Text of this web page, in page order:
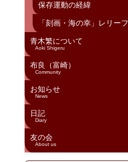
保存運動の経緯
「刻画・海の幸」レリーフ
青木繁について
Aoki Shigeru
布良（富崎）
Community
お知らせ
News
日記
Diary
友の会
About us